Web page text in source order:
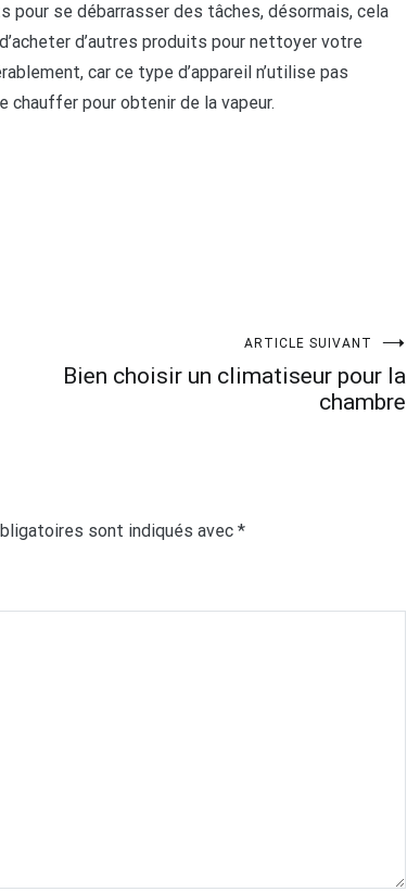
se débarrasser des tâches, désormais, cela
d’autres produits pour nettoyer votre
car ce type d’appareil n’utilise pas
chauffer pour obtenir de la vapeur.
ARTICLE SUIVANT
Bien choisir un climatiseur pour la
chambre
sont indiqués avec *